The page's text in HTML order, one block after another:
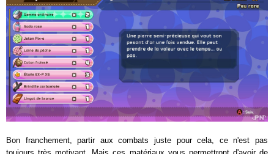
Bon franchement, partir aux combats juste pour cela, ce n'est pas
toujours très motivant. Mais ces matériaux vous permettront d'avoir de